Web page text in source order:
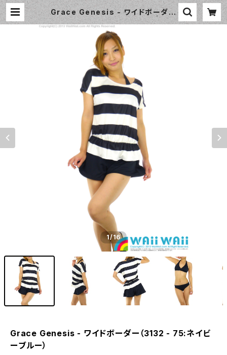
Grace Genesis - ワイドボーダー
（3132 - 75:ネイビーブルー） | Wai
iWaii Swimwear Shop（ワイワイ
水着）
1/16
Grace Genesis - ワイドボーダー（3132 - 75:ネイビ
ーブルー）